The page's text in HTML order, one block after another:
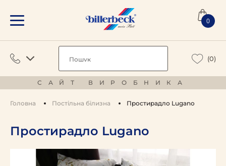
0
(0)
САЙТ ВИРОБНИКА
Головна Постільна білизна Простирадло Lugano
Простирадло Lugano